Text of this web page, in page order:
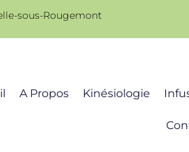
sous-Rougemont
A Propos Kinésiologie